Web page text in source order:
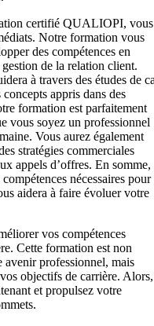
certifié QUALIOPI, vous
Notre formation vous
des compétences en
de la relation client.
à travers des études de
appris dans des
formation est parfaitement
vous soyez un professionnel
Vous aurez également
stratégies commerciales
appels d’offres. En somme,
nécessaires pour
aidera à faire évoluer votre
vos compétences
Cette formation est non
avenir professionnel, mais
objectifs de carrière. Alors,
et propulsez votre